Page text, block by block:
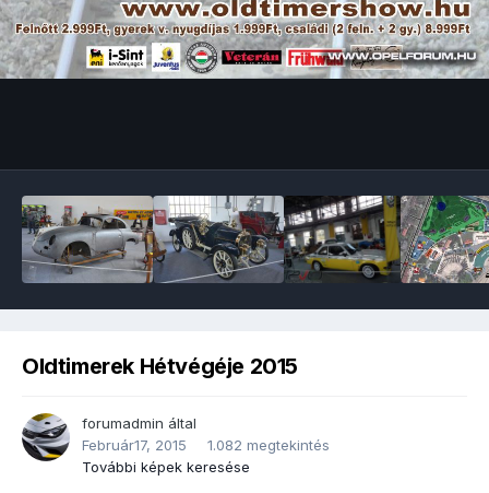
Oldtimerek Hétvégéje 2015
forumadmin által
Február17, 2015
1.082 megtekintés
További képek keresése